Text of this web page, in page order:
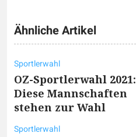
Ähnliche Artikel
Sportlerwahl
OZ-Sportlerwahl 2021:
Diese Mannschaften
stehen zur Wahl
Sportlerwahl